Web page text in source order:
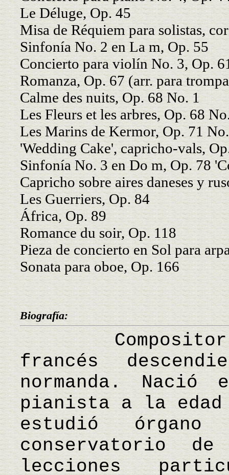
Le Déluge, Op. 45
Misa de Réquiem para solistas,
Sinfonía No. 2 en La m, Op. 55
Concierto para violín No. 3, Op.
Romanza, Op. 67 (arr. para
Calme des nuits, Op. 68 No. 1
Les Fleurs et les arbres, Op. 68
Les Marins de Kermor, Op. 71
'Wedding Cake', capricho-vals,
Sinfonía No. 3 en Do m, Op. 78
Capricho sobre aires daneses y
Les Guerriers, Op. 84
África, Op. 89
Romance du soir, Op. 118
Pieza de concierto en Sol para
Sonata para oboe, Op. 166
Biografía:
Compositor,
francés
normanda. Nació
pianista a la edad
estudió
conservatorio
lecciones